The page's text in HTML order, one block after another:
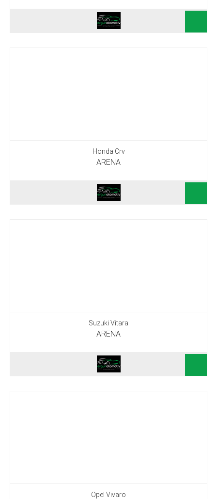
Honda Crv
ARENA
Suzuki Vitara
ARENA
Opel Vivaro